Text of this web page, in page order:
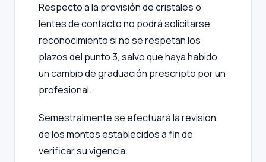
Respecto a la provisión de cristales o
lentes de contacto no podrá solicitarse
reconocimiento si no se respetan los
plazos del punto 3, salvo que haya habido
un cambio de graduación prescripto por un
profesional.
Semestralmente se efectuará la revisión
de los montos establecidos a fin de
verificar su vigencia.